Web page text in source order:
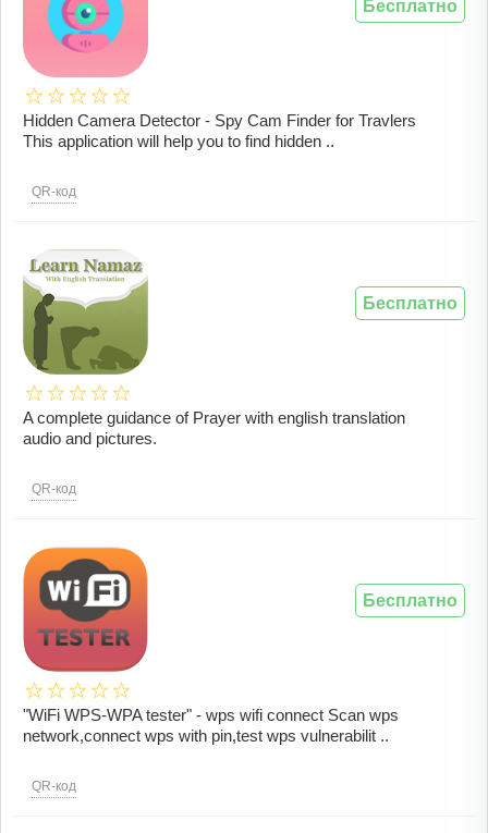
Hidden Camera Detector - Spy Cam Finder for Travlers
This application will help you to find hidden ..
QR-код
Бесплатно
A complete guidance of Prayer with english translation
audio and pictures.
QR-код
Бесплатно
"WiFi WPS-WPA tester" - wps wifi connect Scan wps
network,connect wps with pin,test wps vulnerabilit ..
QR-код
Бесплатно